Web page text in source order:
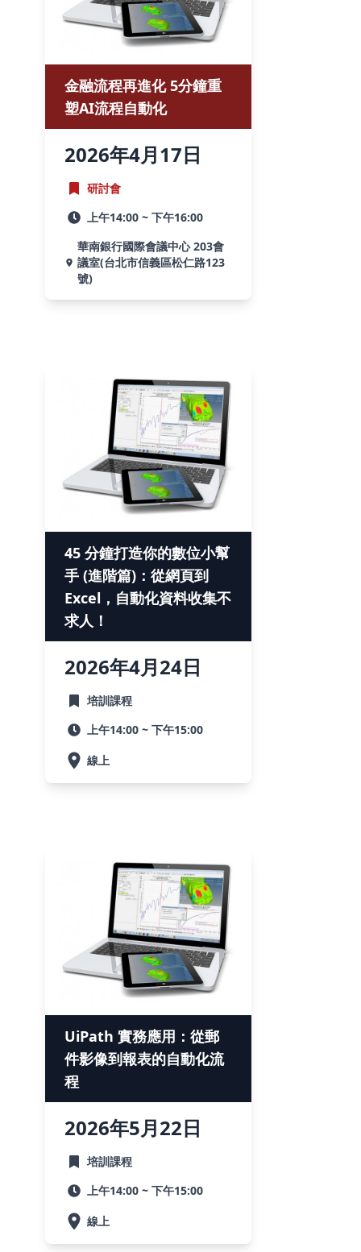
金融流程再進化 5分鐘重
塑AI流程自動化
2026年4月17日
研討會
上午14:00 ~ 下午16:00
華南銀行國際會議中心 203會
議室(台北市信義區松仁路123
號)
45 分鐘打造你的數位小幫
手 (進階篇)：從網頁到
Excel，自動化資料收集不
求人！
2026年4月24日
培訓課程
上午14:00 ~ 下午15:00
線上
UiPath 實務應用：從郵
件影像到報表的自動化流
程
2026年5月22日
培訓課程
上午14:00 ~ 下午15:00
線上